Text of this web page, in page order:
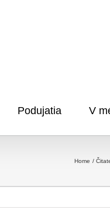
Podujatia V
Home